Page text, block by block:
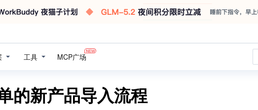
工具 MCP广场
的新产品导入流程